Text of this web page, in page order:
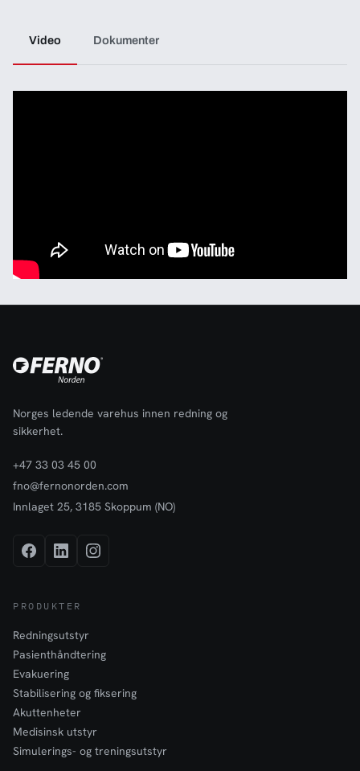
Video Dokumenter
Norges ledende varehus innen redning og
sikkerhet.
+47 33 03 45 00
fno@fernonorden.com
Innlaget 25, 3185 Skoppum (NO)
PRODUKTER
Redningsutstyr
Pasienthåndtering
Evakuering
Stabilisering og fiksering
Akuttenheter
Medisinsk utstyr
Simulerings- og treningsutstyr